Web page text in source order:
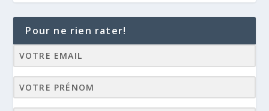
Pour ne rien rater!